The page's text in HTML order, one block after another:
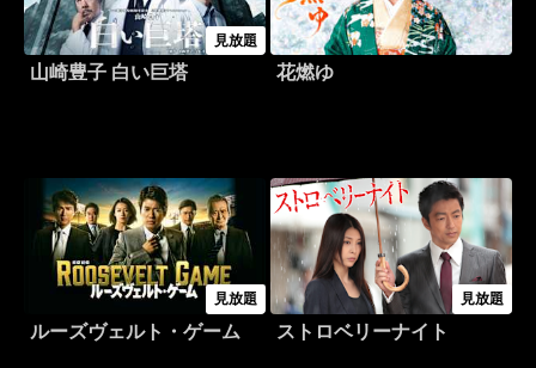
見放題
山崎豊子 白い巨塔 花燃ゆ
見放題
ルーズヴェルト・ゲーム
見放題
ストロベリーナイト